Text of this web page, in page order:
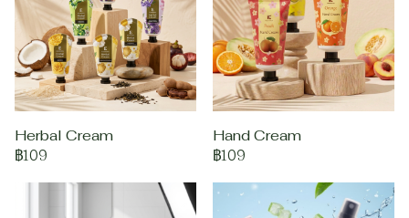
Herbal Cream
฿109
Hand Cream
฿109